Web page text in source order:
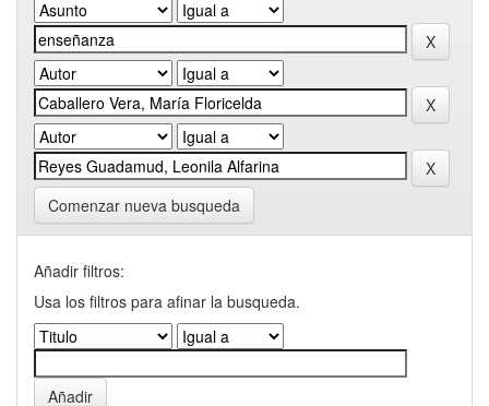
Comenzar nueva busqueda
Añadir filtros:
Usa los filtros para afinar la busqueda.